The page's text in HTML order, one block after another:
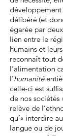
développement
délibéré (et
égarée par
lien entre le
humains et
reconnaît tout
l’alimentation
l’humanité
celle-ci est
de nos sociétés
relève de
qu’« interdire
langue ou de